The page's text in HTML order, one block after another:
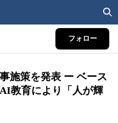
フォロー
施策を発表 ー ベース
教育により「人が輝